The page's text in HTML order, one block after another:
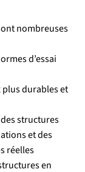
nombreuses
d’essai
durables et
structures
et des
réelles
en